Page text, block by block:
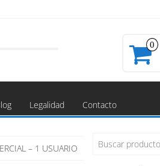
0
Legalidad Contacto
– 1 USUARIO
por: